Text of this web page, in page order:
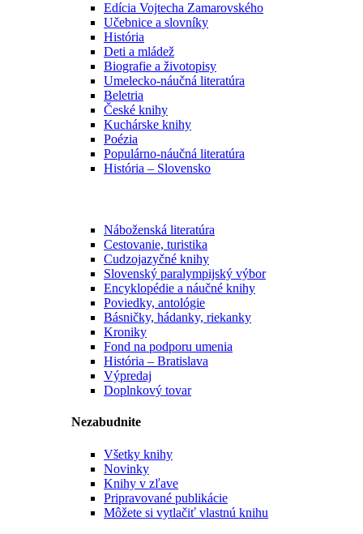
Edícia Vojtecha Zamarovského
Učebnice a slovníky
História
Deti a mládež
Biografie a životopisy
Umelecko-náučná literatúra
Beletria
České knihy
Kuchárske knihy
Poézia
Populárno-náučná literatúra
História – Slovensko
Náboženská literatúra
Cestovanie, turistika
Cudzojazyčné knihy
Slovenský paralympijský výbor
Encyklopédie a náučné knihy
Poviedky, antológie
Básničky, hádanky, riekanky
Kroniky
Fond na podporu umenia
História – Bratislava
Výpredaj
Doplnkový tovar
Nezabudnite
Všetky knihy
Novinky
Knihy v zľave
Pripravované publikácie
Môžete si vytlačiť vlastnú knihu